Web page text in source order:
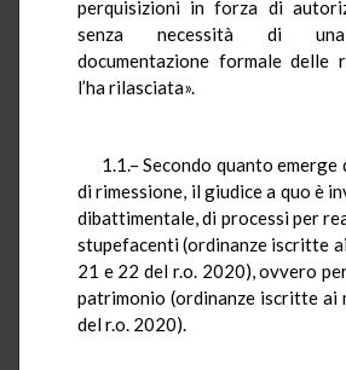
perquisizioni in forza di
senza necessità di una
documentazione formale delle
l’ha rilasciata».
1.1.– Secondo quanto
di rimessione, il giudice a quo è
dibattimentale, di processi per
stupefacenti (ordinanze iscritte
21 e 22 del r.o. 2020), ovvero
patrimonio (ordinanze iscritte ai
del r.o. 2020).